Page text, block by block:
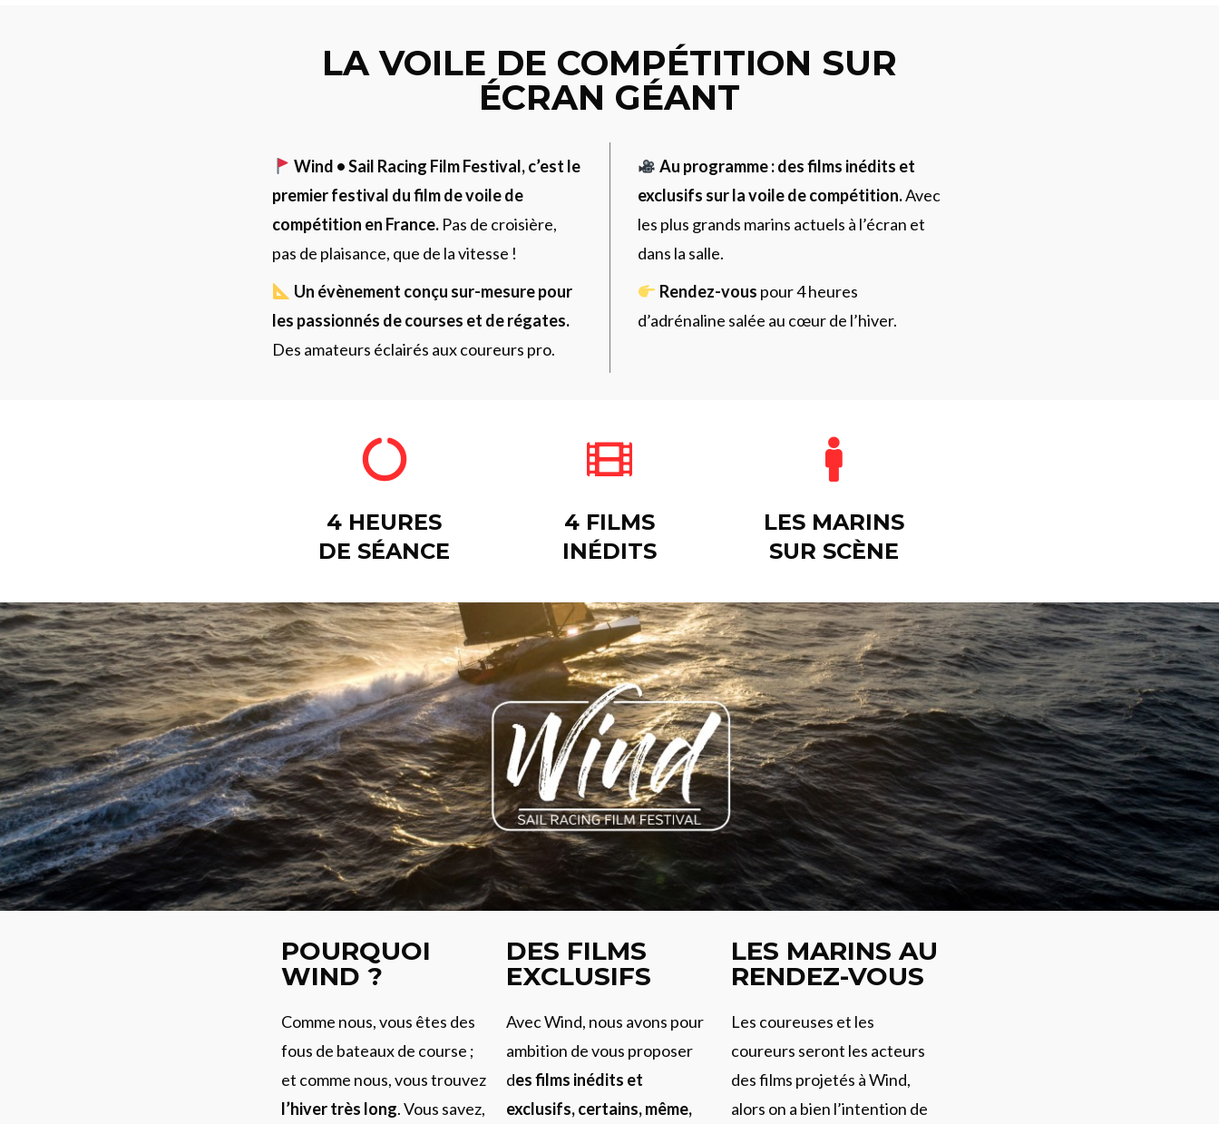
LA VOILE DE COMPÉTITION SUR
ÉCRAN GÉANT
Wind • Sail Racing Film Festival, c’est le
premier festival du film de voile de
compétition en France. Pas de croisière,
pas de plaisance, que de la vitesse !
Un évènement conçu sur-mesure pour
les passionnés de courses et de régates.
Des amateurs éclairés aux coureurs pro.
Au programme : des films inédits et
exclusifs sur la voile de compétition.Avec
les plus grands marins actuels à l’écran et
dans la salle.
Rendez-vous pour 4 heures
d’adrénaline salée au cœur de l’hiver.
4 HEURES
DE SÉANCE
4 FILMS
INÉDITS
LES MARINS
SUR SCÈNE
POURQUOI
WIND ?
Comme nous, vous êtes des
fous de bateaux de course ;
et comme nous, vous trouvez
l’hiver très long. Vous savez,
DES FILMS
EXCLUSIFS
Avec Wind, nous avons pour
ambition de vous proposer
des films inédits et
exclusifs, certains, même,
LES MARINS AU
RENDEZ-VOUS
Les coureuses et les
coureurs seront les acteurs
des films projetés à Wind,
alors on a bien l’intention de